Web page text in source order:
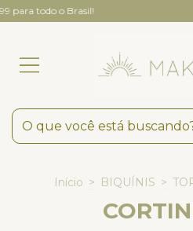
todo o Brasil!
Início > BIQUÍNIS >